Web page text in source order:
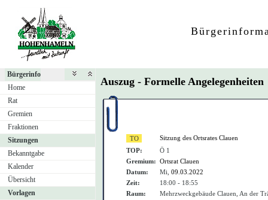
Bürgerinfo
Home
Rat
Gremien
Fraktionen
Sitzungen
Bekanntgabe
Kalender
Übersicht
Vorlagen
Auszug - Formelle
Sitzung des Ortsrates Clauen
TOP:
Ö 1
Gremium: Ortsrat Clauen
Datum:
Mi, 09.03.2022
Zeit:
18:00 - 18:55
Raum:
Mehrzweckgebäude Clauen, An der